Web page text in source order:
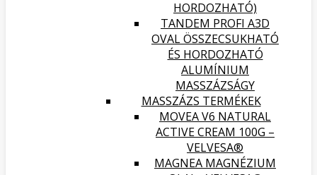
HORDOZHATÓ)
TANDEM PROFI A3D
OVAL ÖSSZECSUKHATÓ
ÉS HORDOZHATÓ
ALUMÍNIUM
MASSZÁZSÁGY
MASSZÁZS TERMÉKEK
MOVEA V6 NATURAL
ACTIVE CREAM 100G –
VELVESA®
MAGNEA MAGNÉZIUM